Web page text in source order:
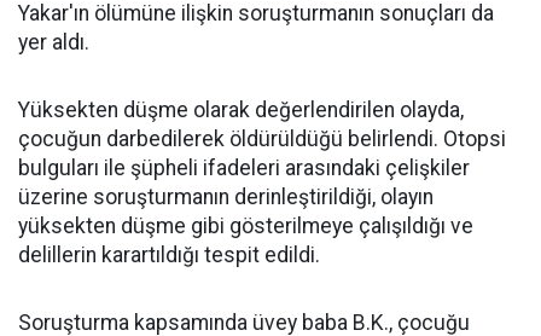
Yakar'ın ölümüne ilişkin soruşturmanın sonuçları da
yer aldı.
Yüksekten düşme olarak değerlendirilen olayda,
çocuğun darbedilerek öldürüldüğü belirlendi. Otopsi
bulguları ile şüpheli ifadeleri arasındaki çelişkiler
üzerine soruşturmanın derinleştirildiği, olayın
yüksekten düşme gibi gösterilmeye çalışıldığı ve
delillerin karartıldığı tespit edildi.
Soruşturma kapsamında üvey baba B.K., çocuğu